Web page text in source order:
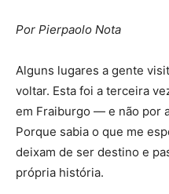
Por Pierpaolo Nota
Alguns lugares a gente
voltar. Esta foi a terceira
em Fraiburgo — e não por
Porque sabia o que me
deixam de ser destino e
própria história.